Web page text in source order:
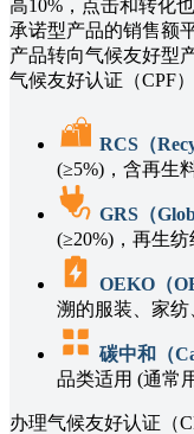
高10%，点击和转化
承诺型产品的销售额
产品转向气候友好型
气候友好认证（CPF
RCS（
(≥5%)，含再生
GRS（
(≥20%)，再生纺
OEKO（
溯的服装、家纺
碳中和（
品类适用 (通常
办理气候友好认证（